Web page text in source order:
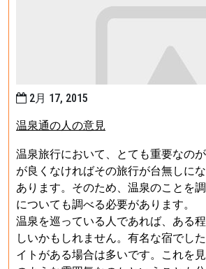
2月 17, 2015
温泉通の人の意見
温泉旅行において、とても重要なの
が良くなければその旅行が台無しに
あります。そのため、温泉のことを
についても調べる必要があります。
温泉を巡っている人であれば、ある
しいかもしれません。有名な宿でし
イトがある場合は多いです。これを